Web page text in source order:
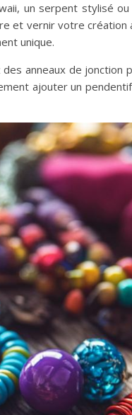
un serpent stylisé
et vernir votre
unique.
anneaux de jonction
ajouter un